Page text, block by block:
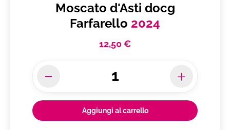
Moscato d'Asti docg
Farfarello 2024
12,50 €
Aggiungi al carrello